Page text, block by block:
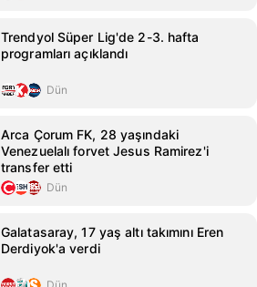
Trendyol Süper Lig'de 2-3. hafta
programları açıklandı
Dün
Arca Çorum FK, 28 yaşındaki
Venezuelalı forvet Jesus Ramirez'i
transfer etti
Dün
Galatasaray, 17 yaş altı takımını Eren
Derdiyok'a verdi